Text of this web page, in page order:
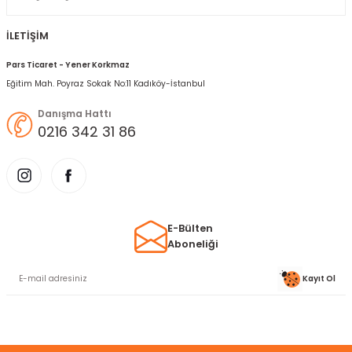
İLETİŞİM
Pars Ticaret - Yener Korkmaz
Eğitim Mah. Poyraz Sokak No:11 Kadıköy-İstanbul
Danışma Hattı
0216 342 31 86
E-Bülten
Aboneliği
Kayıt Ol